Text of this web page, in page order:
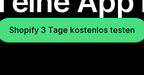
Shopify 3 Tage kostenlos testen